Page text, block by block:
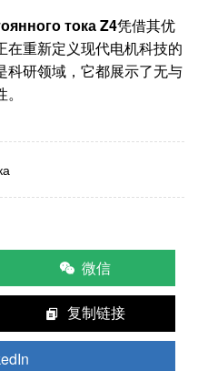
тока Z4凭借其优
在重新定义现代电机科技的
科研领域，它都展示了无与
微信
复制链接